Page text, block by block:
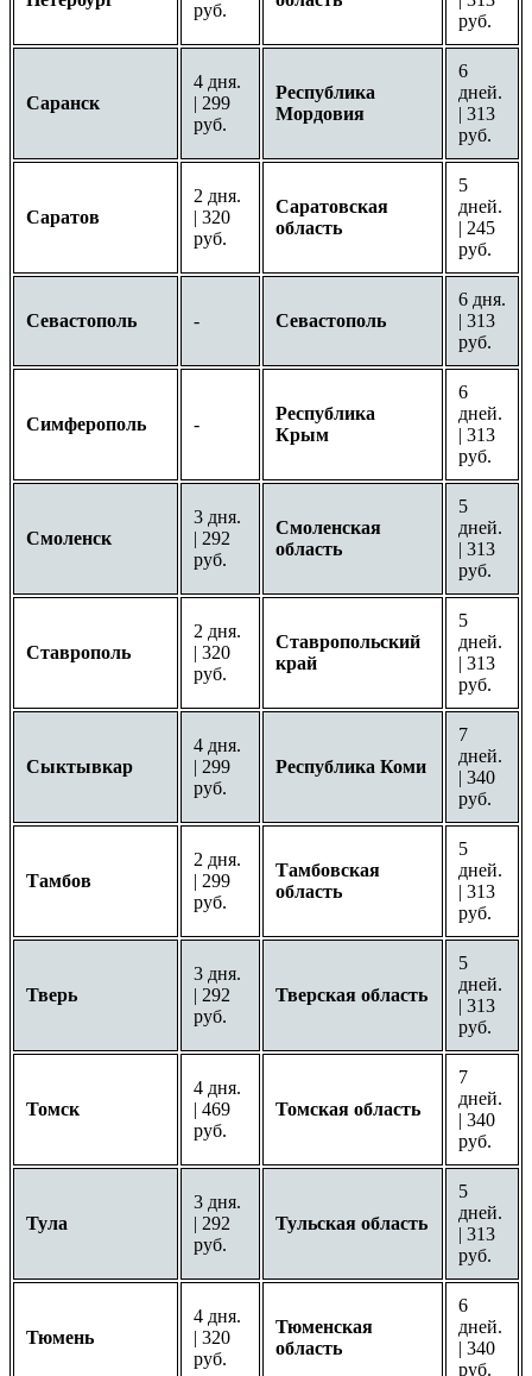
руб.
руб.
Саранск
4 дня.
| 299
руб.
Республика
Мордовия
6
дней.
| 313
руб.
Саратов
2 дня.
| 320
руб.
Саратовская
область
5
дней.
| 245
руб.
Севастополь - Севастополь
6 дня.
| 313
руб.
Симферополь -
Республика
Крым
6
дней.
| 313
руб.
Смоленск
3 дня.
| 292
руб.
Смоленская
область
5
дней.
| 313
руб.
Ставрополь
2 дня.
| 320
руб.
Ставропольский
край
5
дней.
| 313
руб.
Сыктывкар
4 дня.
| 299
руб.
Республика Коми
7
дней.
| 340
руб.
Тамбов
2 дня.
| 299
руб.
Тамбовская
область
5
дней.
| 313
руб.
Тверь
3 дня.
| 292
руб.
Тверская область
5
дней.
| 313
руб.
Томск
4 дня.
| 469
руб.
Томская область
7
дней.
| 340
руб.
Тула
3 дня.
| 292
руб.
Тульская область
5
дней.
| 313
руб.
Тюмень
4 дня.
| 320
руб.
Тюменская
область
6
дней.
| 340
руб.